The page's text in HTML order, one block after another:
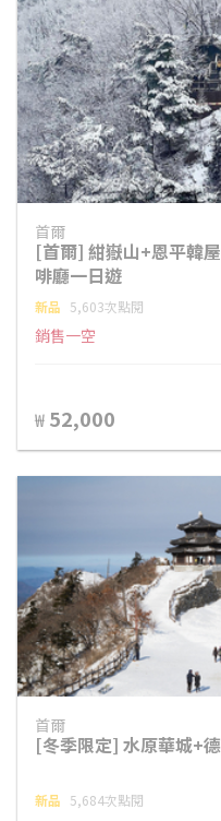
首爾
[首爾] 紺嶽山+恩平韓
啡廳一日遊
新品 5,603次點閱
銷售一空
₩ 52,000
首爾
[冬季限定] 水原華城+
新品 5,684次點閱